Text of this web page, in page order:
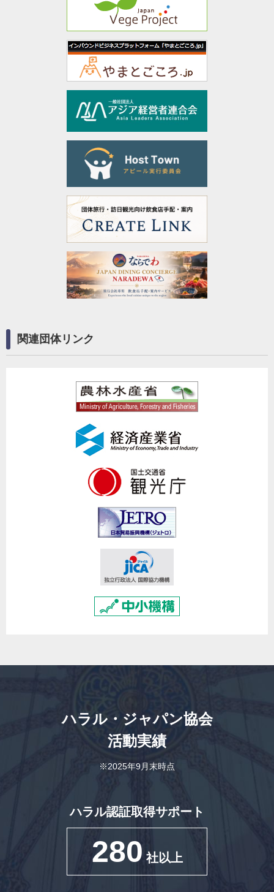
関連団体リンク
ハラル・ジャパン協会
活動実績
※2025年9月末時点
ハラル認証取得サポート
280 社以上